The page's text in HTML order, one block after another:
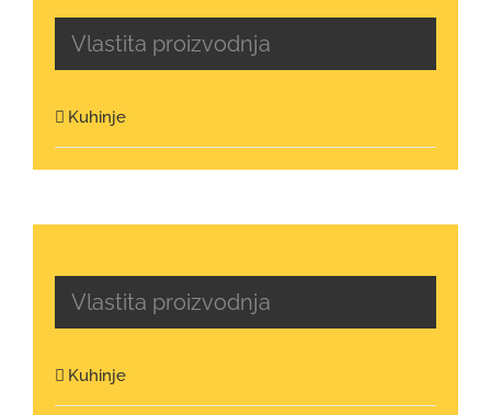
Vlastita proizvodnja
Kuhinje
Vlastita proizvodnja
Kuhinje